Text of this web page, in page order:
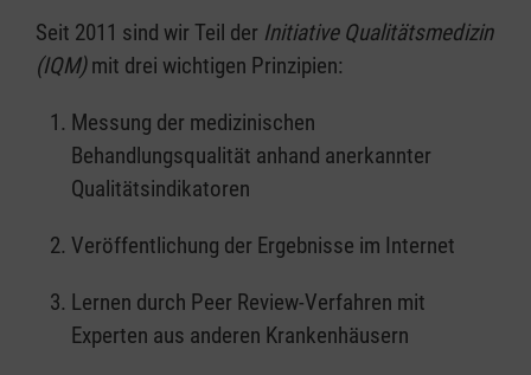
den unterschiedlichen Kliniken sowie
Instituten gebündelt.
Übersicht der verschiedenen Zentren:
Traumazentrum
und Schlaganfallerkrankungen
Flensburger Gefäßzentrum
Zentrum für Wirbelsäulenerkrankungen
Seit 2011 sind wir Teil der Initiative Qualitätsmedizin
(IQM)mit drei wichtigen Prinzipien:
Messung der medizinischen
Behandlungsqualität anhand anerkannter
Qualitätsindikatoren
Veröffentlichung der Ergebnisse im Internet
Lernen durch Peer Review-Verfahren mit
Experten aus anderen Krankenhäusern